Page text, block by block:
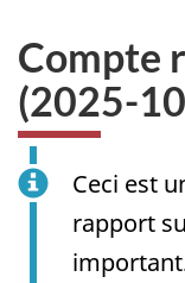
Compte
(2025-
Ceci est
rapport